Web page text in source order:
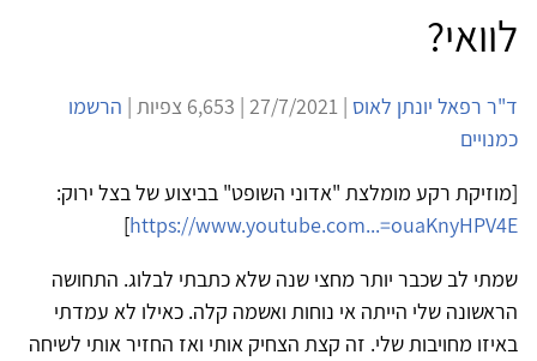
לוואי?
ד"ר רפאל יונתן לאוס | 27/7/2021 | 6,653 צפיות |
הרשמו
כמנויים
[מוזיקת רקע מומלצת "אדוני השופט" בביצוע של בצל ירוק:
https://www.youtube.com...=ouaKnyHPV4E
]
שמתי לב שכבר יותר מחצי שנה שלא כתבתי לבלוג. התחושה
הראשונה שלי הייתה אי נוחות ואשמה קלה. כאילו לא עמדתי
באיזו מחויבות שלי. זה קצת הצחיק אותי ואז החזיר אותי לשיחה